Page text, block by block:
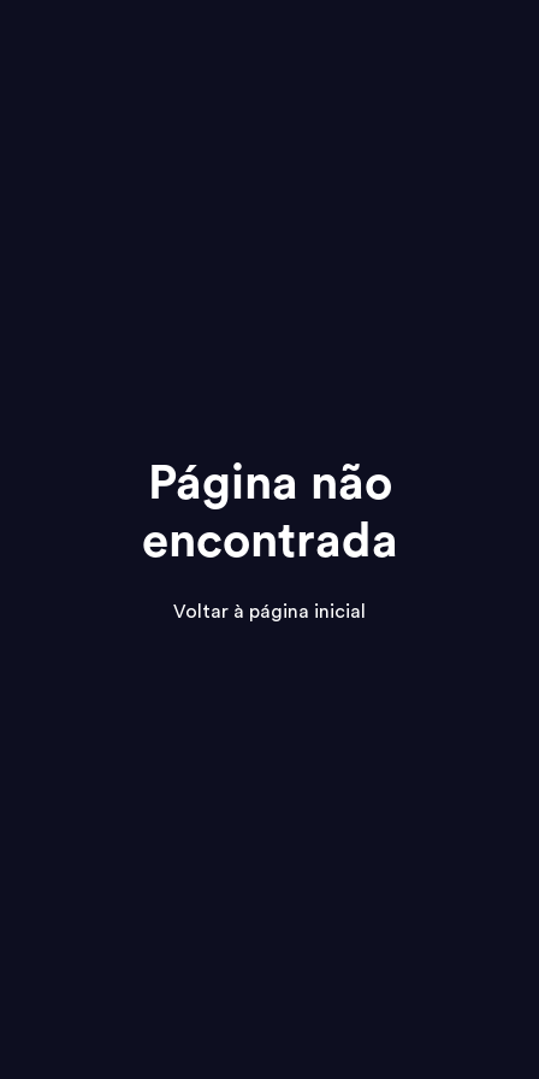
Página não
encontrada
Voltar à página inicial